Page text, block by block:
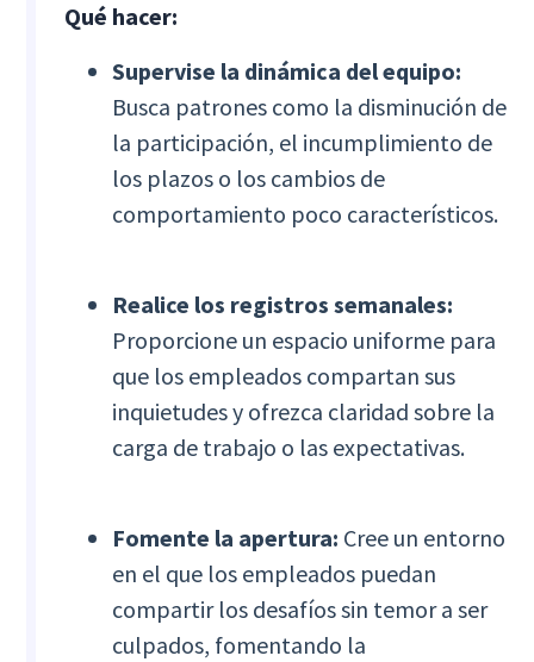
Qué hacer:
Supervise la dinámica del equipo:
Busca patrones como la disminución de
la participación, el incumplimiento de
los plazos o los cambios de
comportamiento poco característicos.
Realice los registros semanales:
Proporcione un espacio uniforme para
que los empleados compartan sus
inquietudes y ofrezca claridad sobre la
carga de trabajo o las expectativas.
Fomente la apertura: Cree un entorno
en el que los empleados puedan
compartir los desafíos sin temor a ser
culpados, fomentando la